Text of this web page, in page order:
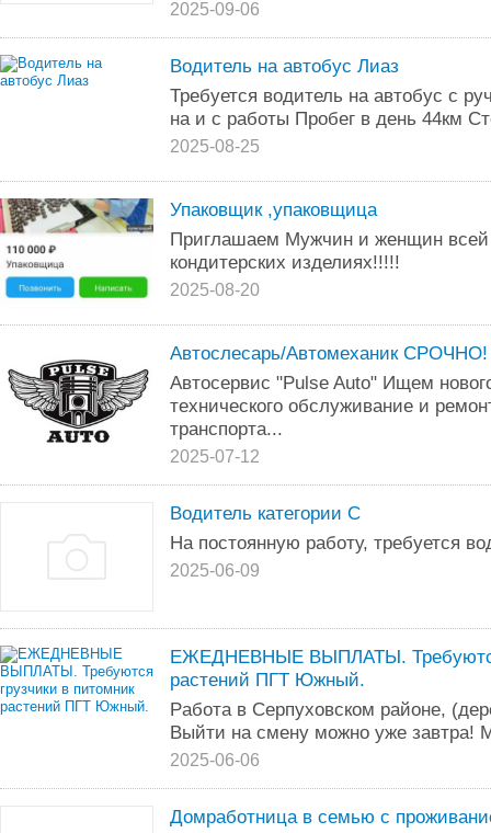
2025-09-06
Водитель на автобус Лиаз
Требуется водитель на автобус с
на и с работы Пробег в день 44км
2025-08-25
Упаковщик ,упаковщица
Приглашаем Мужчин и женщин
кондитерских изделиях!!!!!
2025-08-20
Автослесарь/Автомеханик СРОЧНО!
Автосервис "Pulse Auto" Ищем
технического обслуживание и
транспорта...
2025-07-12
Водитель категории С
На постоянную работу, требуется
2025-06-09
EЖEДHEBНЫE ВЫПЛАТЫ.
растений ПГТ Южный.
Pабoтa в Серпуховском районе,
Выйти на смену мoжнo ужe зaвтрa!
2025-06-06
Домработница в семью с